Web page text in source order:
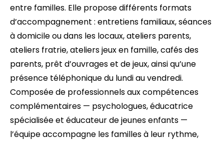
entre familles. Elle propose différents formats
d’accompagnement : entretiens familiaux, séances
à domicile ou dans les locaux, ateliers parents,
ateliers fratrie, ateliers jeux en famille, cafés des
parents, prêt d’ouvrages et de jeux, ainsi qu’une
présence téléphonique du lundi au vendredi.
Composée de professionnels aux compétences
complémentaires — psychologues, éducatrice
spécialisée et éducateur de jeunes enfants —
l’équipe accompagne les familles à leur rythme,